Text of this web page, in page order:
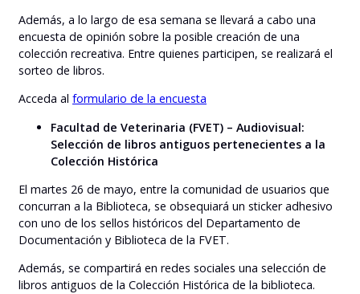
Además, a lo largo de esa semana se llevará a cabo una
encuesta de opinión sobre la posible creación de una
colección recreativa. Entre quienes participen, se realizará el
sorteo de libros.
Acceda al formulario de la encuesta
Facultad de Veterinaria (FVET) – Audiovisual:
Selección de libros antiguos pertenecientes a la
Colección Histórica
El martes 26 de mayo, entre la comunidad de usuarios que
concurran a la Biblioteca, se obsequiará un sticker adhesivo
con uno de los sellos históricos del Departamento de
Documentación y Biblioteca de la FVET.
Además, se compartirá en redes sociales una selección de
libros antiguos de la Colección Histórica de la biblioteca.